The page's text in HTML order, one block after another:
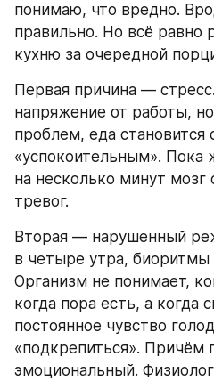
понимаю, что вредно.
правильно. Но всё равно
кухню за очередной
Первая причина —
напряжение от работы,
проблем, еда
«успокоительным». Пока
на несколько минут мозг
тревог.
Вторая — нарушенный
в четыре утра, биоритмы
Организм не понимает,
когда пора есть, а когда
постоянное чувство
«подкрепиться». Причём